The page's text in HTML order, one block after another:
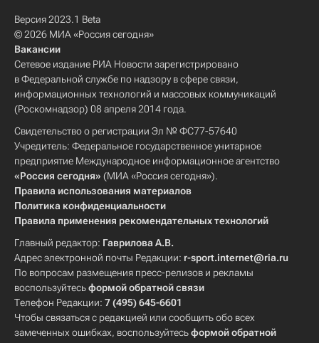
Версия 2023.1 Beta
© 2026 МИА «Россия сегодня»
Вакансии
Сетевое издание РИА Новости зарегистрировано
в Федеральной службе по надзору в сфере связи,
информационных технологий и массовых коммуникаций
(Роскомнадзор) 08 апреля 2014 года.
Свидетельство о регистрации Эл № ФС77-57640
Учредитель: Федеральное государственное унитарное
предприятие Международное информационное агентство
«Россия сегодня» (МИА «Россия сегодня»).
Правила использования материалов
Политика конфиденциальности
Правила применения рекомендательных технологий
Главный редактор: Гаврилова А.В.
Адрес электронной почты Редакции: r-sport.internet@ria.ru
По вопросам размещения пресс-релизов и рекламы
воспользуйтесьформой обратной связи
Телефон Редакции: 7 (495) 645-6601
Чтобы связаться с редакцией или сообщить обо всех
замеченных ошибках, воспользуйтесьформой обратной